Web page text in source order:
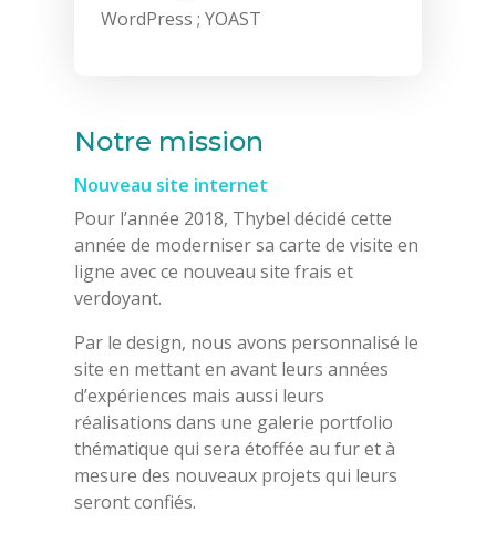
WordPress ; YOAST
Notre mission
Nouveau site internet
Pour l’année 2018, Thybel décidé cette
année de moderniser sa carte de visite en
ligne avec ce nouveau site frais et
verdoyant.
Par le design, nous avons personnalisé le
site en mettant en avant leurs années
d’expériences mais aussi leurs
réalisations dans une galerie portfolio
thématique qui sera étoffée au fur et à
mesure des nouveaux projets qui leurs
seront confiés.